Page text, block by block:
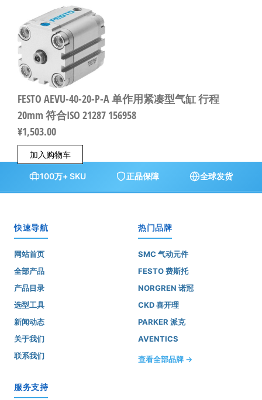
FESTO AEVU-40-20-P-A 单作用紧凑型气缸 行程
20mm 符合ISO 21287 156958
¥1,503.00
加入购物车
100万+ SKU 正品保障 全球发货
快速导航
网站首页
全部产品
产品目录
选型工具
新闻动态
关于我们
联系我们
热门品牌
SMC 气动元件
FESTO 费斯托
NORGREN 诺冠
CKD 喜开理
PARKER 派克
AVENTICS
查看全部品牌 →
服务支持